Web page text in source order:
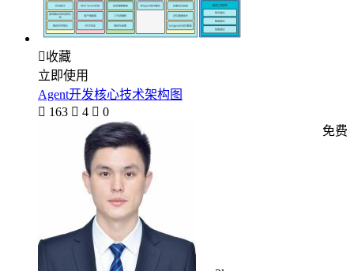
收藏
立即使用
Agent开发核心技术架构图
 163  4  0
免费